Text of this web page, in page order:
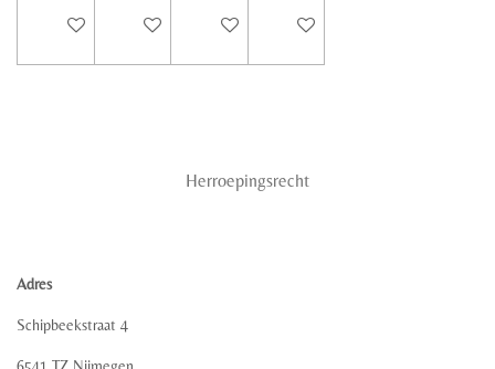
In winkelwagenIn winkelwagenIn winkelwagenIn winkelwagen
Herroepingsrecht
Adres
Schipbeekstraat 4